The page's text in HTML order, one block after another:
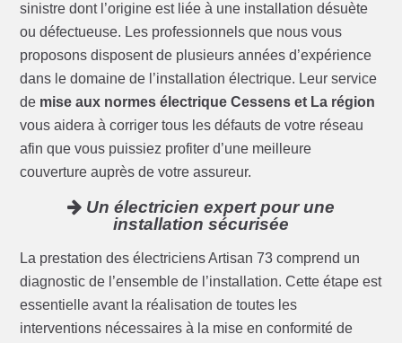
sinistre dont l’origine est liée à une installation désuète
ou défectueuse. Les professionnels que nous vous
proposons disposent de plusieurs années d’expérience
dans le domaine de l’installation électrique. Leur service
de mise aux normes électrique Cessens et La région
vous aidera à corriger tous les défauts de votre réseau
afin que vous puissiez profiter d’une meilleure
couverture auprès de votre assureur.
Un électricien expert pour une
installation sécurisée
La prestation des électriciens Artisan 73 comprend un
diagnostic de l’ensemble de l’installation. Cette étape est
essentielle avant la réalisation de toutes les
interventions nécessaires à la mise en conformité de